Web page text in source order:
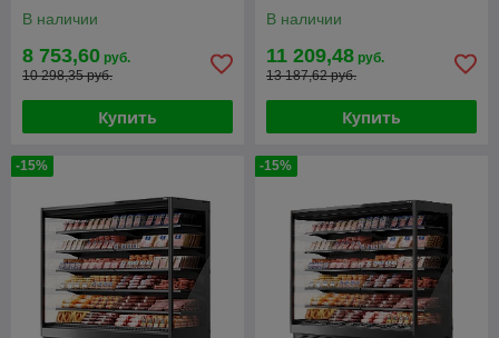
В наличии
8 753,60 руб.
10 298,35 руб.
Купить
В наличии
11 209,48 руб.
13 187,62 руб.
Купить
-15% -15%